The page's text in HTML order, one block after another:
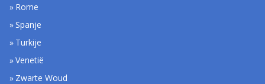
Rome
Spanje
Turkije
Venetië
Zwarte Woud